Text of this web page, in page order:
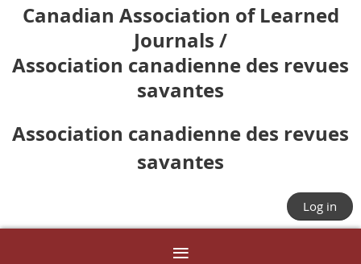
Canadian Association of Learned
Journals /
Association canadienne des revues
savantes
Association canadienne des revues
savantes
Log in